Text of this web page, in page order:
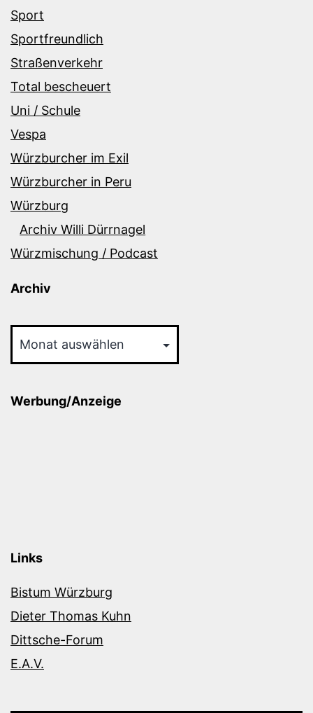
Sport
Sportfreundlich
Straßenverkehr
Total bescheuert
Uni / Schule
Vespa
Würzburcher im Exil
Würzburcher in Peru
Würzburg
Archiv Willi Dürrnagel
Würzmischung / Podcast
Archiv
Werbung/Anzeige
Links
Bistum Würzburg
Dieter Thomas Kuhn
Dittsche-Forum
E.A.V.